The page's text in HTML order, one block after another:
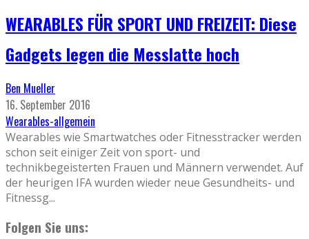
WEARABLES FÜR SPORT UND FREIZEIT: Diese
Gadgets legen die Messlatte hoch
Ben Mueller
16. September 2016
Wearables-allgemein
Wearables wie Smartwatches oder Fitnesstracker werden
schon seit einiger Zeit von sport- und
technikbegeisterten Frauen und Männern verwendet. Auf
der heurigen IFA wurden wieder neue Gesundheits- und
Fitnessg...
Folgen Sie uns: